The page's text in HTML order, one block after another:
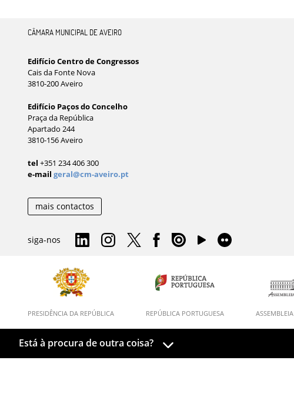
CÂMARA MUNICIPAL DE AVEIRO
Edifício Centro de Congressos
Cais da Fonte Nova
3810-200 Aveiro
Edifício Paços do Concelho
Praça da República
Apartado 244
3810-156 Aveiro
tel +351 234 406 300
e-mail geral@cm-aveiro.pt
mais contactos
siga-nos
PRESIDÊNCIA DA REPÚBLICA REPÚBLICA PORTUGUESA
Está à procura de outra coisa?